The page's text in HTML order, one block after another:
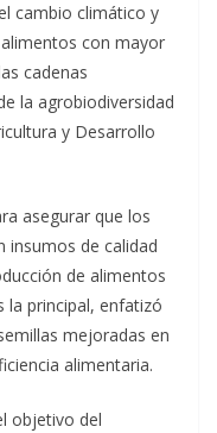
cambio climático y
con mayor
cadenas
la agrobiodiversidad
y Desarrollo
asegurar que los
insumos de calidad
de alimentos
la principal, enfatizó
mejoradas en
alimentaria.
objetivo del